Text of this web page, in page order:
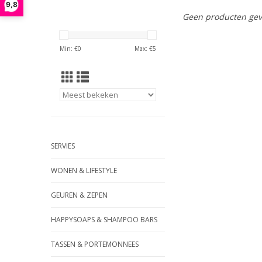
9,8
Min: €0 Max: €5
SERVIES
WONEN & LIFESTYLE
GEUREN & ZEPEN
HAPPYSOAPS & SHAMPOO BARS
TASSEN & PORTEMONNEES
Geen producten